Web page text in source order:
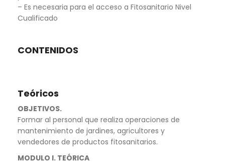
– Es necesaria para el acceso a Fitosanitario Nivel
Cualificado
CONTENIDOS
Teóricos
OBJETIVOS.
Formar al personal que realiza operaciones de
mantenimiento de jardines, agricultores y
vendedores de productos fitosanitarios.
MODULO I. TEÓRICA